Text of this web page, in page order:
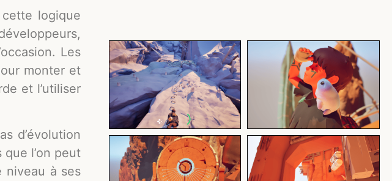
logique
Les
monter et
et l’utiliser
d’évolution
l’on peut
niveau à ses